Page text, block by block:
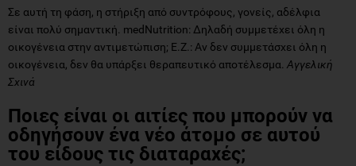
Σε αυτή τη φάση, η στήριξη από συντρόφους, γονείς, αδέλφια
είναι πολύ σημαντική. medNutrition: Δηλαδή συμμετέχει όλη η
οικογένεια στην αντιμετώπιση; Ε.Ζ.: Αν δεν συμμετάσχει όλη η
οικογένεια, δεν θα υπάρξει θεραπευτικό αποτέλεσμα. Αγγελική
Σχινά
Ποιες είναι οι αιτίες που μπορούν να
οδηγήσουν ένα νέο άτομο σε αυτού
του είδους τις διαταραχές;